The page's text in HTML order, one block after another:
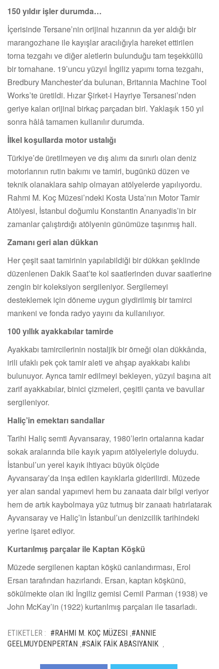
150 yıldır işler durumda…
İçerisinde Tersane’nin orijinal hızarının da yer aldığı bir
marangozhane ile kayışlar aracılığıyla hareket ettirilen
torna tezgahı ve diğer aletlerin bulunduğu tam teşekküllü
bir tornahane. 19’uncu yüzyıl İngiliz yapımı torna tezgahı,
Bredbury Manchester’da bulunan, Britannia Machine Tool
Works’te üretildi. Hızar Şirket-i Hayriye Tersanesi’nden
geriye kalan orijinal birkaç parçadan biri. Yaklaşık 150 yıl
sonra hâlâ tamamen kullanılır durumda.
İlkel koşullarda motor ustalığı
Türkiye’de üretilmeyen ve dış alımı da sınırlı olan deniz
motorlarının rutin bakımı ve tamiri, bugünkü düzen ve
teknik olanaklara sahip olmayan atölyelerde yapılıyordu.
Rahmi M. Koç Müzesi’ndeki Kosta Usta’nın Motor Tamir
Atölyesi, İstanbul doğumlu Konstantin Ananyadis’in bir
zamanlar çalıştırdığı atölyenin günümüze taşınmış hali.
Zamanı geri alan dükkan
Her çeşit saat tamirinin yapılabildiği bir dükkan şeklinde
düzenlenen Dakik Saat’te kol saatlerinden duvar saatlerine
zengin bir koleksiyon sergileniyor. Sergilemeyi
desteklemek için döneme uygun giydirilmiş bir tamirci
mankeni ve fonda radyo yayını da kullanılıyor.
100 yıllık ayakkabılar tamirde
Ayakkabı tamircilerinin nostaljik bir örneği olan dükkânda,
irili ufaklı pek çok tamir aleti ve ahşap ayakkabı kalıbı
bulunuyor. Ayrıca tamir edilmeyi bekleyen, yüzyıl başına ait
zarif ayakkabılar, binici çizmeleri, çeşitli çanta ve bavullar
sergileniyor.
Haliç’in emektarı sandallar
Tarihi Haliç semti Ayvansaray, 1980’lerin ortalarına kadar
sokak aralarında bile kayık yapım atölyeleriyle doluydu.
İstanbul’un yerel kayık ihtiyacı büyük ölçüde
Ayvansaray’da inşa edilen kayıklarla giderilirdi. Müzede
yer alan sandal yapımevi hem bu zanaata dair bilgi veriyor
hem de artık kaybolmaya yüz tutmuş bir zanaatı hatırlatarak
Ayvansaray ve Haliç’in İstanbul’un denizcilik tarihindeki
yerine işaret ediyor.
Kurtarılmış parçalar ile Kaptan Köşkü
Müzede sergilenen kaptan köşkü canlandırması, Erol
Ersan tarafından hazırlandı. Ersan, kaptan köşkünü,
sökülmekte olan iki İngiliz gemisi Cemil Parman (1938) ve
John McKay’in (1922) kurtarılmış parçaları ile tasarladı.
ETIKETLER : #RAHMI M. KOÇ MÜZESI #ANNIE
GEELMUYDENPERTAN #SAİK FAİK ABASIYANIK